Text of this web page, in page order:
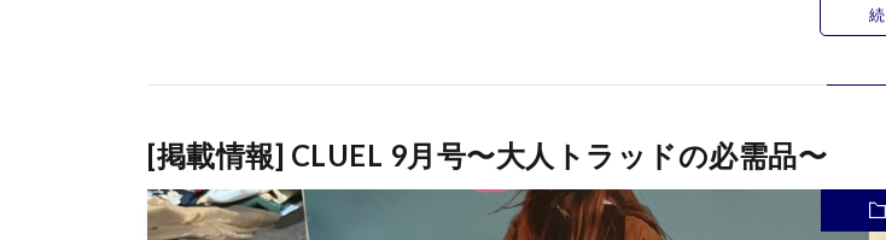
[掲載情報] CLUEL 9月号〜大人トラッドの必需品〜